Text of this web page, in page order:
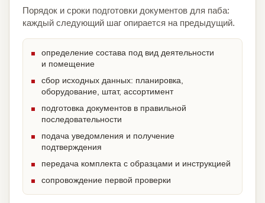
Порядок и сроки подготовки документов для паба:
каждый следующий шаг опирается на предыдущий.
определение состава под вид деятельности
и помещение
сбор исходных данных: планировка,
оборудование, штат, ассортимент
подготовка документов в правильной
последовательности
подача уведомления и получение
подтверждения
передача комплекта с образцами и инструкцией
сопровождение первой проверки